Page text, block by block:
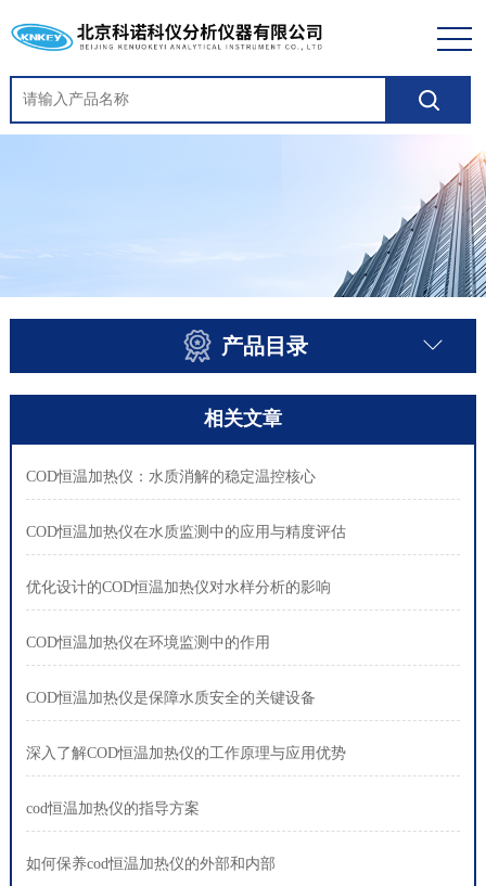
产品目录
相关文章
COD恒温加热仪：水质消解的稳定温控核心
COD恒温加热仪在水质监测中的应用与精度评估
优化设计的COD恒温加热仪对水样分析的影响
COD恒温加热仪在环境监测中的作用
COD恒温加热仪是保障水质安全的关键设备
深入了解COD恒温加热仪的工作原理与应用优势
cod恒温加热仪的指导方案
如何保养cod恒温加热仪的外部和内部